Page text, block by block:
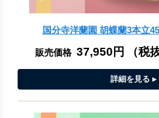
国分寺洋蘭園 胡蝶蘭3本立
販売価格 37,950円 （税